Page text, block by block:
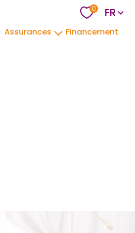
0 FR
Assurances Financement